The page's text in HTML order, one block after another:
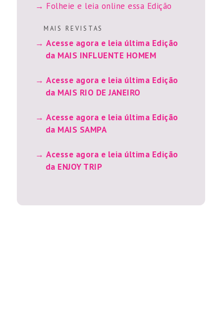
Folheie e leia online essa Edição
M A I S R E V I S T A S
Acesse agora e leia última Edição
da MAIS INFLUENTE HOMEM
Acesse agora e leia última Edição
da MAIS RIO DE JANEIRO
Acesse agora e leia última Edição
da MAIS SAMPA
Acesse agora e leia última Edição
da ENJOY TRIP